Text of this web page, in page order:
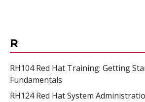
R
RH104 Red Hat Training: Getting
Fundamentals
RH124 Red Hat System